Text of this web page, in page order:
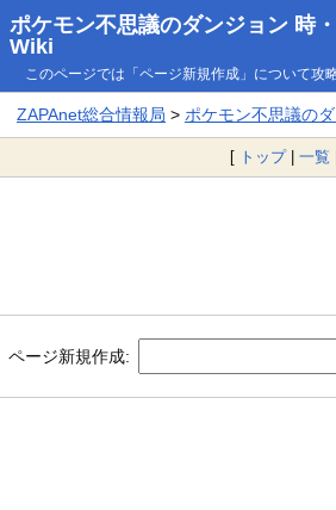
ポケモン不思議のダンジョン 時
Wiki
このページでは「ページ新規作成」について攻
ZAPAnet総合情報局 > ポケモン不思議の
[ トップ| 一覧
ページ新規作成: